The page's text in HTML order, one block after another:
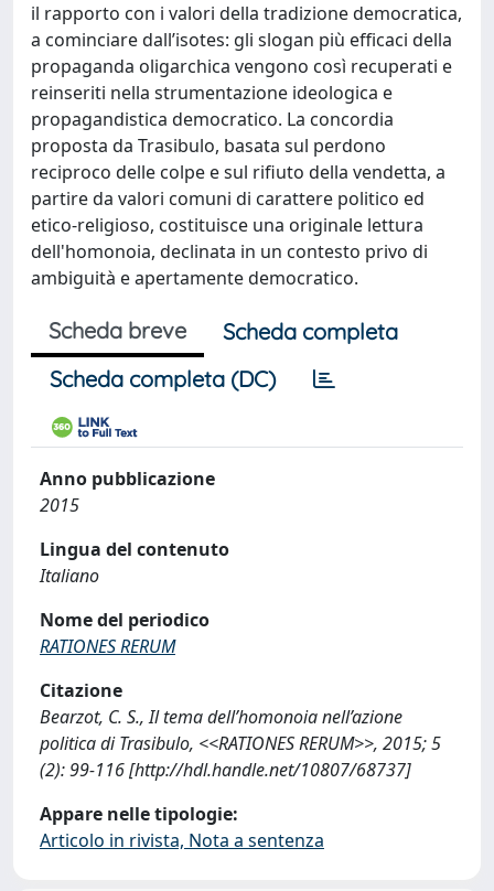
il rapporto con i valori della tradizione democratica,
a cominciare dall’isotes: gli slogan più efficaci della
propaganda oligarchica vengono così recuperati e
reinseriti nella strumentazione ideologica e
propagandistica democratico. La concordia
proposta da Trasibulo, basata sul perdono
reciproco delle colpe e sul rifiuto della vendetta, a
partire da valori comuni di carattere politico ed
etico-religioso, costituisce una originale lettura
dell'homonoia, declinata in un contesto privo di
ambiguità e apertamente democratico.
Scheda breve
Scheda completa
Scheda completa (DC)
Anno pubblicazione
2015
Lingua del contenuto
Italiano
Nome del periodico
RATIONES RERUM
Citazione
Bearzot, C. S., Il tema dell’homonoia nell’azione
politica di Trasibulo, <<RATIONES RERUM>>, 2015; 5
(2): 99-116 [http://hdl.handle.net/10807/68737]
Appare nelle tipologie:
Articolo in rivista, Nota a sentenza